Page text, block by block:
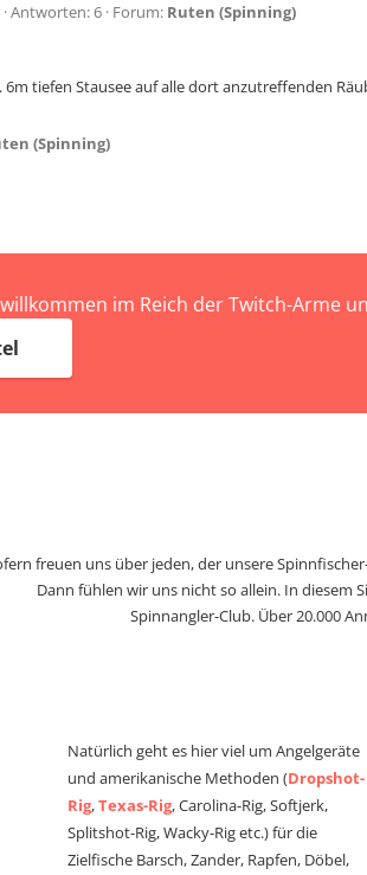
Antworten: 6 Forum: Ruten (Spinning)
tiefen Stausee auf alle dort anzutreffenden
(Spinning)
im Reich der Twitch-Arme
freuen uns über jeden, der unsere
Dann fühlen wir uns nicht so allein. In diesem
Spinnangler-Club. Über 20.000
Natürlich geht es hier viel um Angelgeräte
und amerikanische Methoden (Dropshot-
Rig,Texas-Rig, Carolina-Rig, Softjerk,
Splitshot-Rig, Wacky-Rig etc.) für die
Zielfische Barsch, Zander, Rapfen, Döbel,